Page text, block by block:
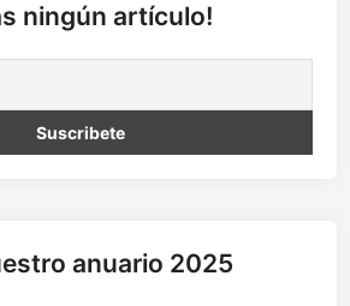
ningún artículo!
anuario 2025